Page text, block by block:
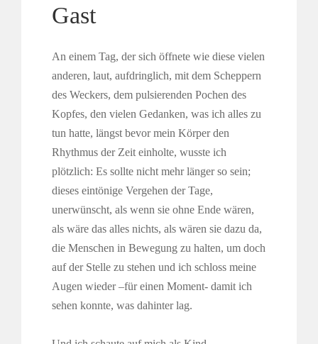
Gast
An einem Tag, der sich öffnete wie diese vielen
anderen, laut, aufdringlich, mit dem Scheppern
des Weckers, dem pulsierenden Pochen des
Kopfes, den vielen Gedanken, was ich alles zu
tun hatte, längst bevor mein Körper den
Rhythmus der Zeit einholte, wusste ich
plötzlich: Es sollte nicht mehr länger so sein;
dieses eintönige Vergehen der Tage,
unerwünscht, als wenn sie ohne Ende wären,
als wäre das alles nichts, als wären sie dazu da,
die Menschen in Bewegung zu halten, um doch
auf der Stelle zu stehen und ich schloss meine
Augen wieder –für einen Moment- damit ich
sehen konnte, was dahinter lag.